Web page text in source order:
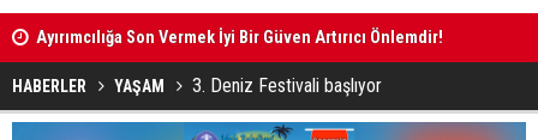
Ayırımcılığa Son Vermek İyi Bir Güven Artırıcı Önlemdir!
HABERLER YAŞAM 3. Deniz Festivali başlıyor